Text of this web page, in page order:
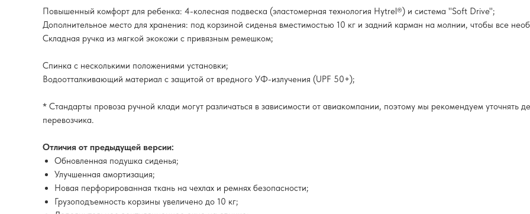
Повышенный комфорт для ребенка: 4-колесная подвеска (эластомерная технология Hytrel®) и система "Soft Drive";
Дополнительное место для хранения: под корзиной сиденья вместимостью 10 кг и задний карман на молнии, чтобы все
Складная ручка из мягкой экокожи с привязным ремешком;
Спинка с несколькими положениями установки;
Водоотталкивающий материал с защитой от вредного УФ-излучения (UPF 50+);
* Стандарты провоза ручной клади могут различаться в зависимости от авиакомпании, поэтому мы рекомендуем уточнять
перевозчика.
Отличия от предыдущей версии:
Обновленная подушка сиденья;
Улучшенная амортизация;
Новая перфорированная ткань на чехлах и ремнях безопасности;
Грузоподъемность корзины увеличено до 10 кг;